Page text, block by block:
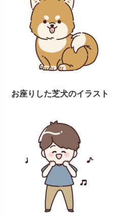
お座りした芝犬のイラスト